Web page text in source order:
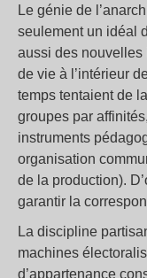
Le génie de
seulement un idéal
aussi des nouvelles
de vie à l’intérieur
temps tentaient de
groupes par
instruments
organisation
de la production).
garantir la
La discipline
machines
d’appartenance